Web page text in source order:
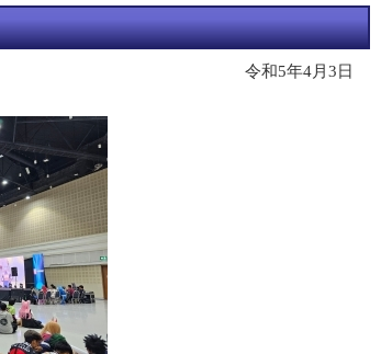
令和5年4月3日